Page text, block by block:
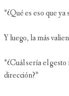
*¿Qué es eso que
Y luego, la más
*¿Cuál sería el gesto
dirección?*